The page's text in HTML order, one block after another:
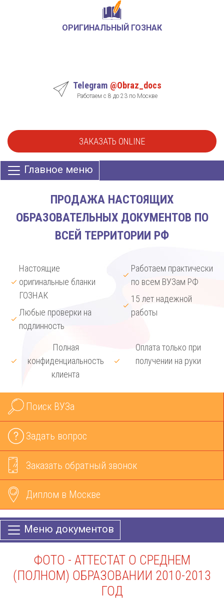
ОРИГИНАЛЬНЫЙ ГОЗНАК
Telegram @Obraz_docs
Работаем с 8 до 23 по Москве
ЗАКАЗАТЬ ONLINE
Главное меню
ПРОДАЖА НАСТОЯЩИХ
ОБРАЗОВАТЕЛЬНЫХ ДОКУМЕНТОВ ПО
ВСЕЙ ТЕРРИТОРИИ РФ
Настоящие
оригинальные бланки
ГОЗНАК
Любые проверки на
подлинность
Работаем практически
по всем ВУЗам РФ
15 лет надежной
работы
Полная
конфиденциальность
клиента
Оплата только при
получении на руки
Поиск ВУЗа
Задать вопрос
Заказать обратный звонок
Диплом в Москве
Меню документов
ФОТО - АТТЕСТАТ О СРЕДНЕМ
(ПОЛНОМ) ОБРАЗОВАНИИ 2010-2013
ГОД